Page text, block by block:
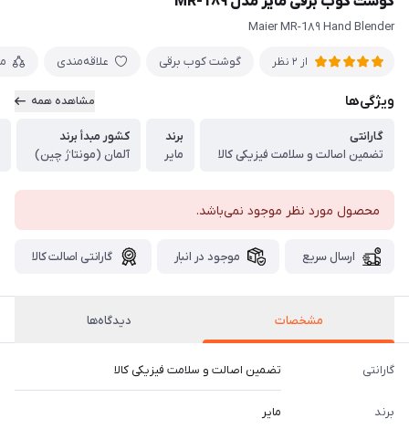
Maier MR-1۸۹ Hand Blender
از 2 نظر گوشت کوب برقی علاقه‌مندی
ویژگی‌ها مشاهده همه
گارانتی
تضمین اصالت و سلامت فیزیکی کالا
برند
مایر
کشور مبدأ برند
آلمان (مونتاژ چین)
محصول مورد نظر موجود نمی‌باشد.
ارسال سریع موجود در انبار گارانتی اصالت کالا
مشخصات دیدگاه‌ها
گارانتی تضمین اصالت و سلامت فیزیکی کالا
برند مایر